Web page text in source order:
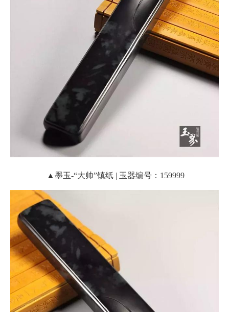
▲墨玉-“大帅”镇纸 | 玉器编号：159999